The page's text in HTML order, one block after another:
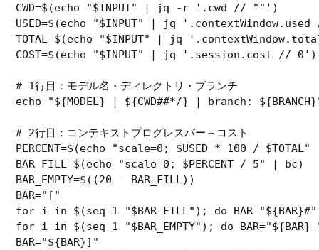
CWD=$(echo "$INPUT" | jq -r '.cwd // ""')
USED=$(echo "$INPUT" | jq
TOTAL=$(echo "$INPUT" | jq
COST=$(echo "$INPUT" | jq '.session.cost // 0')
# 1行目：モデル名・ディレクトリ・ブランチ
echo "${MODEL} | ${CWD##*/} | branch:
# 2行目：コンテキストプログレスバー＋コスト
PERCENT=$(echo "scale=0; $USED * 100 /
BAR_FILL=$(echo "scale=0; $PERCENT / 5" | bc)
BAR_EMPTY=$((20 - BAR_FILL))
BAR="["
for i in $(seq 1 "$BAR_FILL"); do
for i in $(seq 1 "$BAR_EMPTY"); do
BAR="${BAR}]"